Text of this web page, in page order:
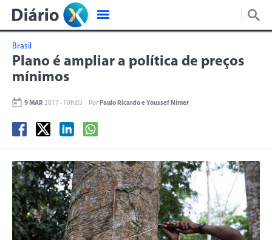
Brasil
Plano é ampliar a política de preços
mínimos
9 MAR 2017 - 10h:05 Por Paulo Ricardo e Youssef Nimer